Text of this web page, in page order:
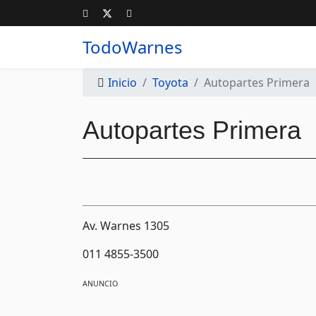
TodoWarnes
Inicio Toyota Autopartes Primera
Autopartes Primera
Av. Warnes 1305
011 4855-3500
ANUNCIO